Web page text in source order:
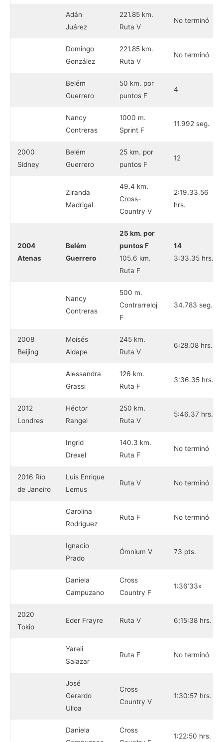
Adán
Juárez
221.85 km.
Ruta V
No terminó
Domingo
González
221.85 km.
Ruta V
No terminó
Belém
Guerrero
50 km. por
puntos F
4
Nancy
Contreras
1000 m.
Sprint F
11.992 seg.
2000
Sidney
Belém
Guerrero
25 km. por
puntos F
12
Ziranda
Madrigal
49.4 km.
Cross-
Country V
2:19.33.56
hrs.
2004
Atenas
Belém
Guerrero
25 km. por
puntos F
105.6 km.
Ruta F
14
3:33.35 hrs.
Nancy
Contreras
500 m.
Contrarreloj
F
34.783 seg.
2008
Beijing
Moisés
Aldape
245 km.
Ruta V
6:28.08 hrs.
Alessandra
Grassi
126 km.
Ruta F
3:36.35 hrs.
2012
Londres
Héctor
Rangel
250 km.
Ruta V
5:46.37 hrs.
Ingrid
Drexel
140.3 km.
Ruta F
No terminó
2016 Río
de Janeiro
Luis Enrique
Lemus
Ruta V No terminó
Carolina
Rodríguez
Ruta F No terminó
Ignacio
Prado
Ómnium V 73 pts.
Daniela
Campuzano
Cross
Country F
1:36’33»
2020
Tokio
Eder Frayre Ruta V 6;15:38 hrs.
Yareli
Salazar
Ruta F No terminó
José
Gerardo
Ulloa
Cross
Country V
1:30:57 hrs.
Daniela
Cross
1:22:50 hrs.